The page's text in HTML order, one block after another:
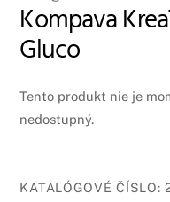
Kompava
Gluco
Tento produkt nie je
nedostupný.
KATALÓGOVÉ ČÍSLO: